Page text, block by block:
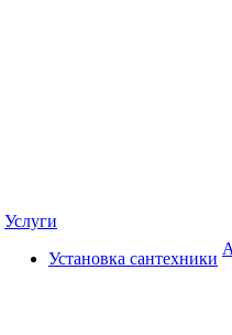
Услуги
Установка сантехники